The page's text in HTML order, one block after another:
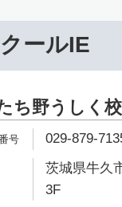
ールIE
ち野うしく校
029-879-
茨城県牛久
3F